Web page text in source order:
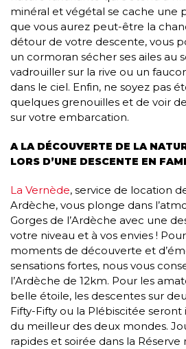
minéral et végétal se cache une
que vous aurez peut-être la
détour de votre descente, vous
un cormoran sécher ses ailes au
vadrouiller sur la rive ou un
dans le ciel. Enfin, ne soyez pas
quelques grenouilles et de voir
sur votre embarcation.
A LA DÉCOUVERTE DE LA
LORS D’UNE DESCENTE EN
La Vernède, service de location
Ardèche, vous plonge dans
Gorges de l’Ardèche avec une
votre niveau et à vos envies !
moments de découverte et
sensations fortes, nous vous
l’Ardèche de 12km. Pour les
belle étoile, les descentes sur
Fifty-Fifty ou la Plébiscitée
du meilleur des deux mondes.
rapides et soirée dans la